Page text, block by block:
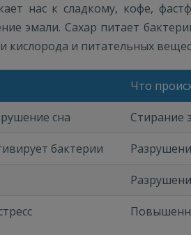
нас к сладкому, кофе,
эмали. Сахар питает
кислорода и питательных
Что
сна Стирание
бактерии